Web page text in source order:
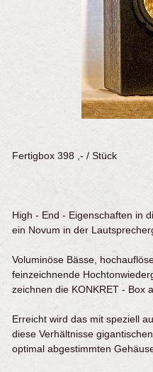
Fertigbox 398 ,- / Stück
High - End - Eigenschaften in
ein Novum in der
Voluminöse Bässe,
feinzeichnende
zeichnen die KONKRET - Box
Erreicht wird das mit speziell
diese Verhältnisse
optimal abgestimmten